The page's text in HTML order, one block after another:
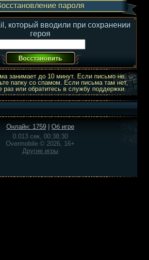
пароля
который вводили при сохранении
героя
занимает до 10 минут. Если письмо не
папку со спамом. Если письма там нет,
раз или обратитесь в службу поддержки.
Онлайн: 1759
Об игре
0.013 сек, 00:38:30
Overmobile © 2026, 16+
Другие игры